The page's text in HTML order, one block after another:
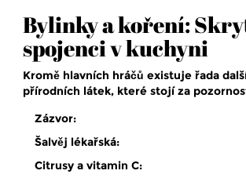
Bylinky a koření:
spojenci v kuchyni
Kromě hlavních hráčů existuje řada
přírodních látek, které stojí za
Zázvor:
Šalvěj lékařská:
Citrusy a vitamin C: